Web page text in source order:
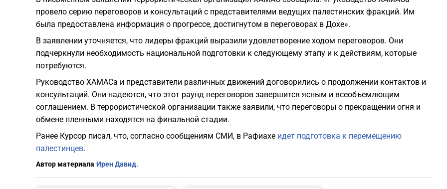
провело серию переговоров и консультаций с представителями ведущих палестинских фракций. Им
была предоставлена информация о прогрессе, достигнутом в переговорах в Дохе».
В заявлении уточняется, что лидеры фракций выразили удовлетворение ходом переговоров. Они
подчеркнули необходимость национальной подготовки к следующему этапу и к действиям, которые
потребуются.
Руководство ХАМАСа и представители различных движений договорились о продолжении контактов и
консультаций. Они надеются, что этот раунд переговоров завершится ясным и всеобъемлющим
соглашением. В террористической организации также заявили, что переговоры о прекращении огня и
обмене пленными находятся на финальной стадии.
Ранее Курсор писал, что, согласно сообщениям СМИ, в Рафиахе идет подготовка к перемещению
палестинцев.
Автор материала Ирен Давид.